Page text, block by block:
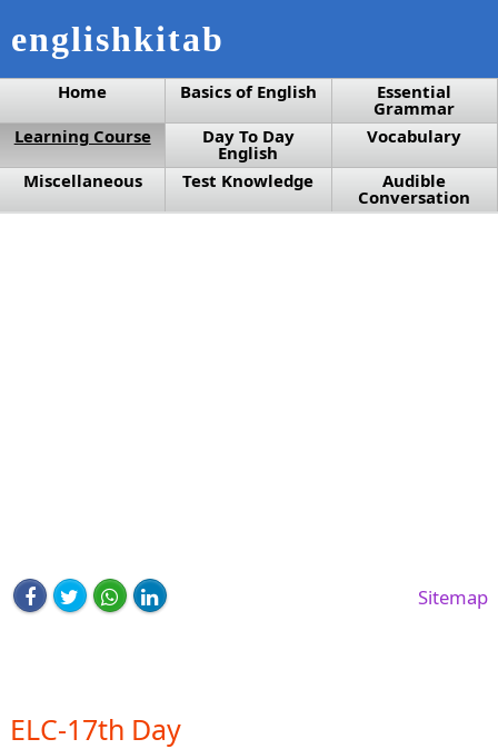
englishkitab
Home Basics of English Essential
Grammar
Learning Course
Day To Day
English
Vocabulary
Miscellaneous
Test Knowledge Audible
Conversation
Sitemap
ELC-17th Day